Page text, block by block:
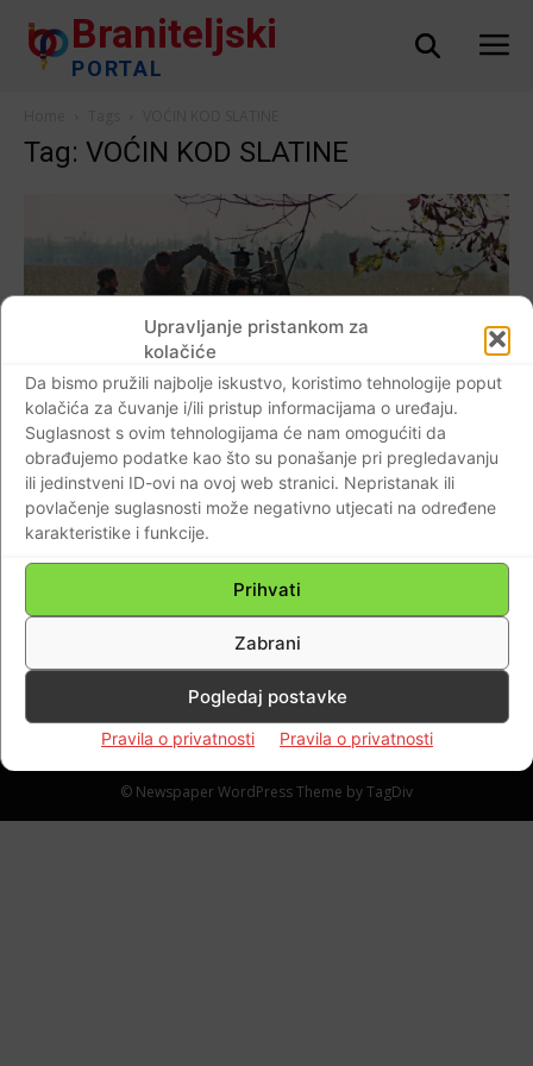
Upravljanje pristankom za
kolačiće
Da bismo pružili najbolje iskustvo, koristimo tehnologije poput
kolačića za čuvanje i/ili pristup informacijama o uređaju.
Suglasnost s ovim tehnologijama će nam omogućiti da
obrađujemo podatke kao što su ponašanje pri pregledavanju
ili jedinstveni ID-ovi na ovoj web stranici. Nepristanak ili
povlačenje suglasnosti može negativno utjecati na određene
karakteristike i funkcije.
Prihvati
Zabrani
Pogledaj postavke
Pravila o privatnosti Pravila o privatnosti
Braniteljski
PORTAL
Tag: VOĆIN KOD SLATINE
AKTUALNO
VIDEO Obilježena tužna obljetnica, trideset
godina od srpskog masakra u Voćinu kod
Slatine! Neke su žrtve zaklane i nakon toga
zapaljene…Centar Voćina podsjećao je na
Braniteljski portal
Impressum Kontaktirajte nas Pravila o privatnosti
© Newspaper WordPress Theme by TagDiv